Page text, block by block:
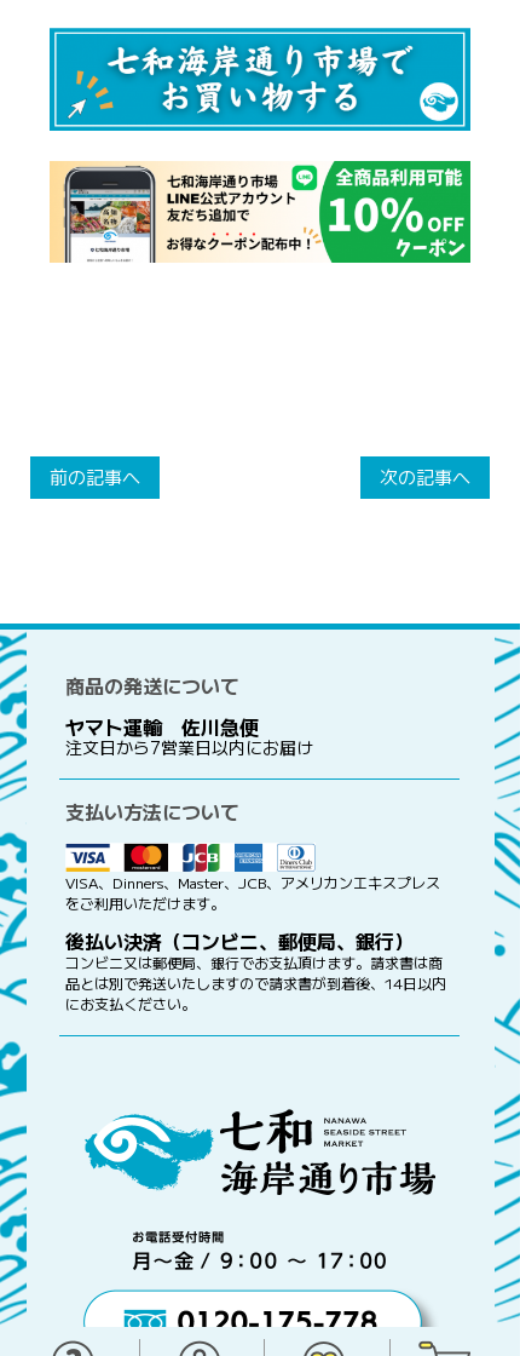
前の記事へ 次の記事へ
商品の発送について
ヤマト運輸 佐川急便
注文日から7営業日以内にお届け
支払い方法について
VISA、Dinners、Master、JCB、アメリカンエキスプレス
をご利用いただけます。
後払い決済（コンビニ、郵便局、銀行）
コンビニ又は郵便局、銀行でお支払頂けます。請求書は商
品とは別で発送いたしますので請求書が到着後、14日以内
にお支払ください。